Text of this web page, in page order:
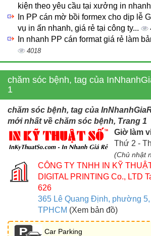
kiện theo yêu cầu tại xưởng in
In PP cán mờ bồi formex cho dịp lễ
vụ in ấn nhanh, giá rẻ tại công ty...
In nhanh PP cán format giá rẻ làm
4018
chăm sóc bệnh, tag của
1
chăm sóc bệnh, tag của
mới nhất về chăm sóc bệnh, Trang 1
Giờ làm
Thứ 2 -
(Chủ nhật
CÔNG TY TNHH IN KỸ
DIGITAL PRINTING Co., LTD
626
365 Lê Quang Định, phường
TPHCM (Xem bản đồ)
Car Parking